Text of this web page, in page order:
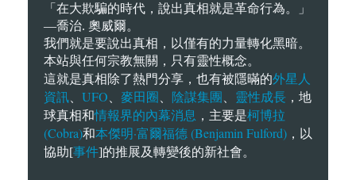
「在大欺騙的時代，說出真相就是革命行為。」
—喬治. 奧威爾。
我們就是要說出真相，以僅有的力量轉化黑暗。
本站與任何宗教無關，只有靈性概念。
這就是真相除了熱門分享，也有被隱暪的外星人
資訊
UFO 麥田圈 陰謀集團 靈性成長 ，地
球真相和情報界的內幕消息 ，主要是柯博拉
(Cobra)和本傑明·富爾福德 (Benjamin Fulford) ，以
協助[事件]的推展及轉變後的新社會。